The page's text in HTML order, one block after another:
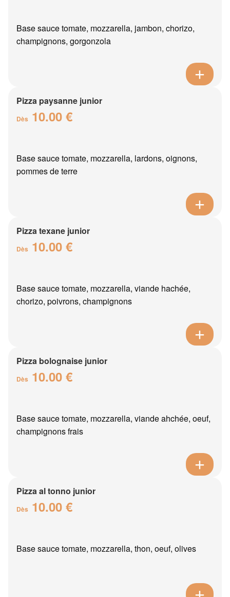
Base sauce tomate, mozzarella, jambon, chorizo,
champignons, gorgonzola
Pizza paysanne junior
Dès 10.00 €
Base sauce tomate, mozzarella, lardons, oignons,
pommes de terre
Pizza texane junior
Dès 10.00 €
Base sauce tomate, mozzarella, viande hachée,
chorizo, poivrons, champignons
Pizza bolognaise junior
Dès 10.00 €
Base sauce tomate, mozzarella, viande ahchée, oeuf,
champignons frais
Pizza al tonno junior
Dès 10.00 €
Base sauce tomate, mozzarella, thon, oeuf, olives